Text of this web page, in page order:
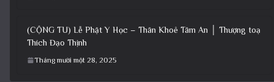
(CỘNG TU) Lễ Phật Y Học – Thân Khoẻ Tâm An │ Thượng toạ
Thích Đạo Thịnh
Tháng mười một 28, 2025